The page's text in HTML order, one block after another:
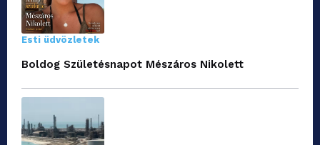
Esti üdvözletek
Boldog Születésnapot Mészáros Nikolett